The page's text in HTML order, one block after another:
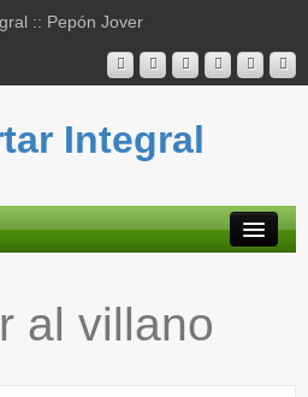
:: Pepón Jover
Integral
al villano